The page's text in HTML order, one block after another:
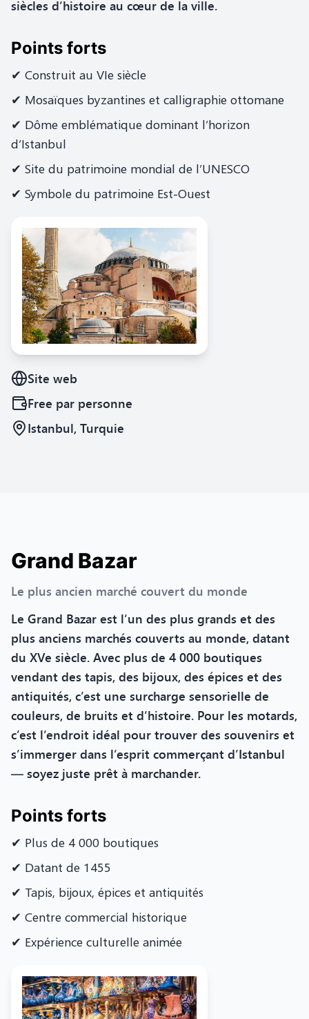
siècles d’histoire au cœur de la ville.
Points forts
✔ Construit au VIe siècle
✔ Mosaïques byzantines et calligraphie ottomane
✔ Dôme emblématique dominant l’horizon
d’Istanbul
✔ Site du patrimoine mondial de l’UNESCO
✔ Symbole du patrimoine Est-Ouest
Site web
Free par personne
Istanbul, Turquie
Grand Bazar
Le plus ancien marché couvert du monde
Le Grand Bazar est l’un des plus grands et des
plus anciens marchés couverts au monde, datant
du XVe siècle. Avec plus de 4 000 boutiques
vendant des tapis, des bijoux, des épices et des
antiquités, c’est une surcharge sensorielle de
couleurs, de bruits et d’histoire. Pour les motards,
c’est l’endroit idéal pour trouver des souvenirs et
s’immerger dans l’esprit commerçant d’Istanbul
— soyez juste prêt à marchander.
Points forts
✔ Plus de 4 000 boutiques
✔ Datant de 1455
✔ Tapis, bijoux, épices et antiquités
✔ Centre commercial historique
✔ Expérience culturelle animée